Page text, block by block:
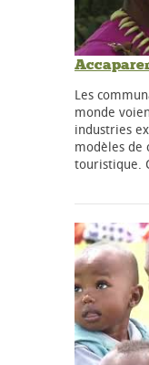
Les
monde
industries
modèles de
touristique.